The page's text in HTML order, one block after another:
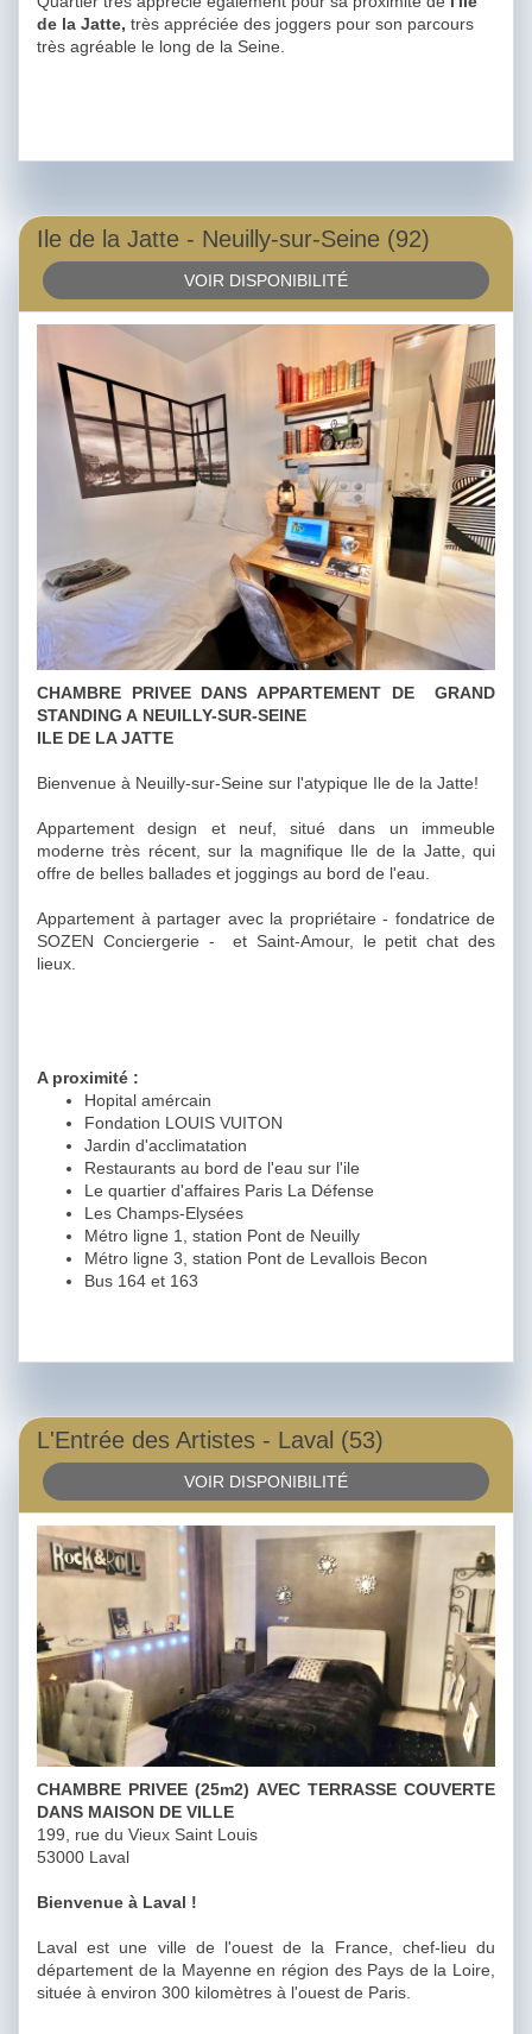
de la Jatte, très appréciée des joggers pour son parcours
très agréable le long de la Seine.
Ile de la Jatte - Neuilly-sur-Seine (92)
VOIR DISPONIBILITÉ
CHAMBRE PRIVEE DANS APPARTEMENT DE GRAND
STANDING A NEUILLY-SUR-SEINE
ILE DE LA JATTE
Bienvenue à Neuilly-sur-Seine sur l'atypique Ile de la Jatte!
Appartement design et neuf, situé dans un immeuble
moderne très récent, sur la magnifique Ile de la Jatte, qui
offre de belles ballades et joggings au bord de l'eau.
Appartement à partager avec la propriétaire - fondatrice de
SOZEN Conciergerie - et Saint-Amour, le petit chat des
lieux.
A proximité :
Hopital amércain
Fondation LOUIS VUITON
Jardin d'acclimatation
Restaurants au bord de l'eau sur l'ile
Le quartier d'affaires Paris La Défense
Les Champs-Elysées
Métro ligne 1, station Pont de Neuilly
Métro ligne 3, station Pont de Levallois Becon
Bus 164 et 163
L'Entrée des Artistes - Laval (53)
VOIR DISPONIBILITÉ
CHAMBRE PRIVEE (25m2) AVEC TERRASSE COUVERTE
DANS MAISON DE VILLE
199, rue du Vieux Saint Louis
53000 Laval
Bienvenue à Laval !
Laval est une ville de l'ouest de la France, chef-lieu du
département de la Mayenne en région des Pays de la Loire,
située à environ 300 kilomètres à l'ouest de Paris.